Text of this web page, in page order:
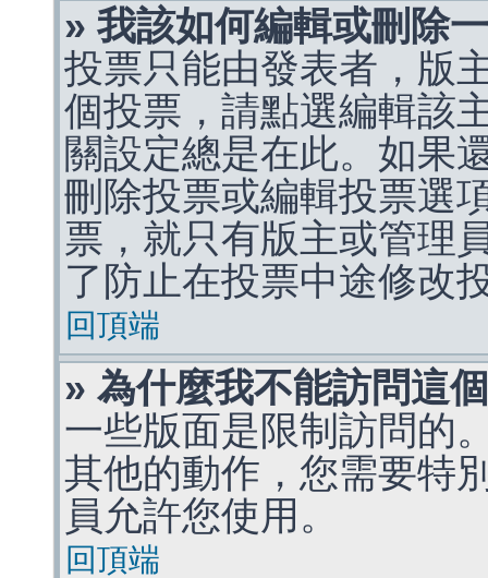
» 我該如何編輯或刪除
投票只能由發表者，版
個投票，請點選編輯該
關設定總是在此。如果
刪除投票或編輯投票選
票，就只有版主或管理
了防止在投票中途修改
回頂端
» 為什麼我不能訪問這
一些版面是限制訪問的
其他的動作，您需要特
員允許您使用。
回頂端